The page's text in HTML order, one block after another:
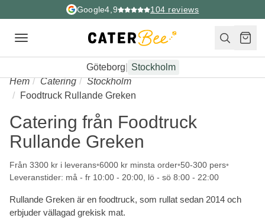
Google4,9 104 reviews
Toggle
Göteborg
Stockholm
Hem
Catering
Stockholm
Foodtruck Rullande Greken
Catering från Foodtruck
Rullande Greken
Från 3300 kr i leverans 6000 kr minsta order 50-300 pers
Leveranstider: må - fr 10:00 - 20:00, lö - sö 8:00 - 22:00
Rullande Greken är en foodtruck, som rullat sedan 2014 och
erbjuder vällagad grekisk mat.